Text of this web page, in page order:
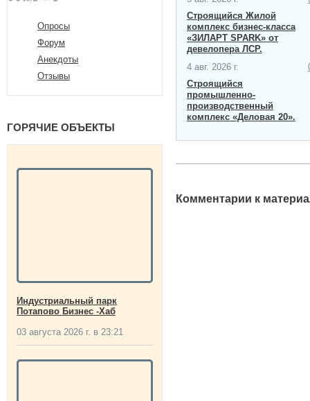
Опросы
Форум
Анекдоты
Отзывы
ГОРЯЧИЕ ОБЪЕКТЫ
Индустриальный парк
Потапово Бизнес -Хаб
03 августа 2026 г. в 23:21
Строящийся Жилой
комплекс бизнес-класса
«ЗИЛАРТ SPARK» от
девелопера ЛСР.
4 авг. 2026 г.
Строящийся
промышленно-
производственный
комплекс «Деловая 20».
Комментарии к